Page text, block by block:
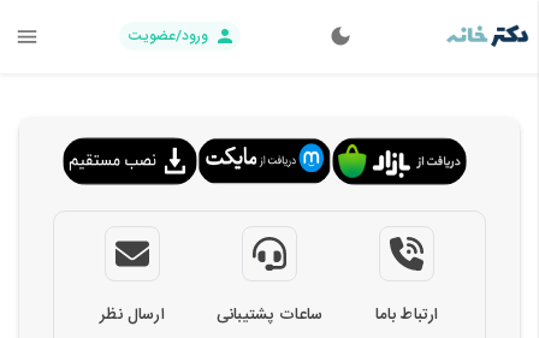
ورود/عضویت
ارتباط باما
ساعات پشتیبانی
ارسال نظر